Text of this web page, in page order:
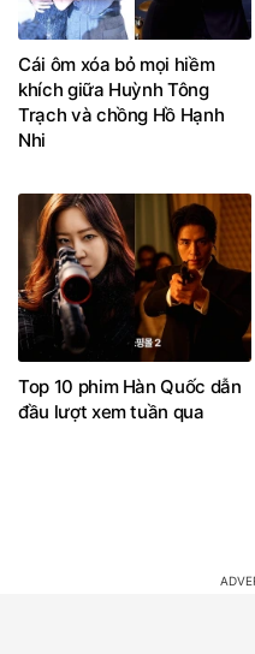
Cái ôm xóa bỏ mọi hiềm
khích giữa Huỳnh Tông
Trạch và chồng Hồ Hạnh
Nhi
Top 10 phim Hàn Quốc dẫn
đầu lượt xem tuần qua